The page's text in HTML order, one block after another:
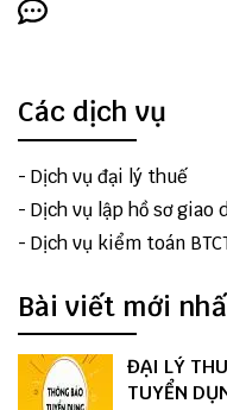
Các dịch vụ
- Dịch vụ đại lý thuế
- Dịch vụ lập hồ sơ giao
- Dịch vụ kiểm toán
Bài viết mới
ĐẠI LÝ
TUYỂN